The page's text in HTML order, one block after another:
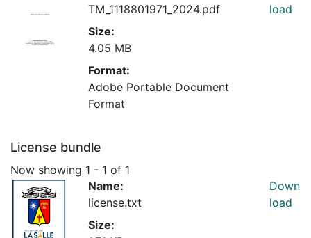
TM_1118801971_2024.pdf
Size:
4.05 MB
Format:
Adobe Portable Document
Format
load
License bundle
Now showing 1 - 1 of 1
Name:
license.txt
Size:
Down
load